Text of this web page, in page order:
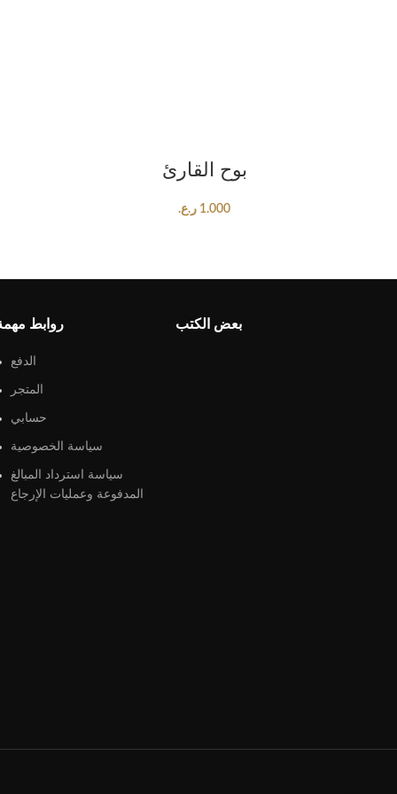
بوح القارئ
1.000 ر.ع.
روابط
الدفع
المتجر
حسابي
سياسة الخصوصية
سياسة استرداد المبالغ
المدفوعة وعمليات الإرجاع
بعض الكتب